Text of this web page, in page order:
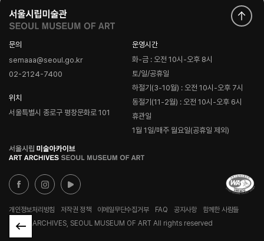
문의
semaaa@seoul.go.kr
02-2124-7400
위치
서울특별시 종로구 평창문화로 101
운영시간
화-금 : 오전 10시-오후 8시
토/일/공휴일
하절기(3-10월) : 오전 10시-오후 7시
동절기(11-2월) : 오전 10시-오후 6시
휴관일
1월 1일/매주 월요일(공휴일 제외)
로
고
개인정보처리방침 저작권 정책 이메일무단수집거부 FAQ 공지사항
함께한 사람들
© ART ARCHIVES, SEOUL MUSEUM OF ART All rights reserved